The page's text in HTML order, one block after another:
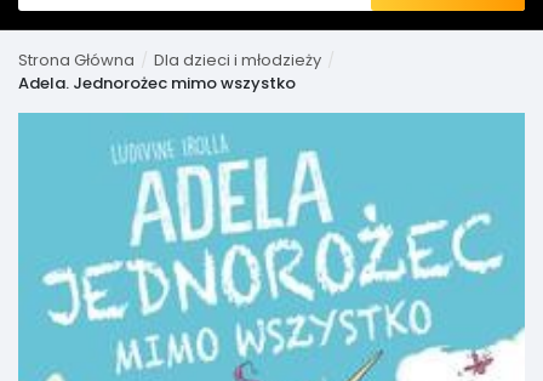
Strona Główna
Dla dzieci i młodzieży
Adela. Jednorożec mimo wszystko